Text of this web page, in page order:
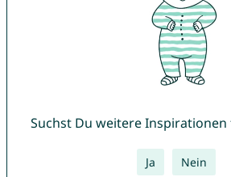
Suchst Du weitere Inspirationen
Ja Nein